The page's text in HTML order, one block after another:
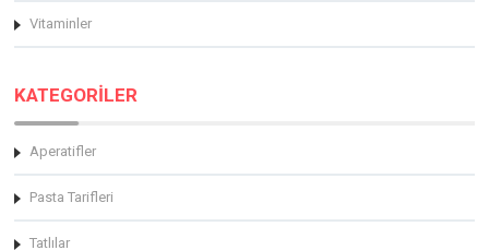
Vitaminler
KATEGORİLER
Aperatifler
Pasta Tarifleri
Tatlılar